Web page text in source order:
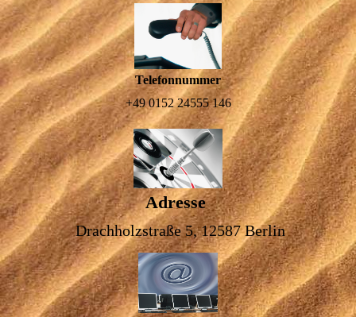
Telefonnummer
+49 0152 24555 146
Adresse
Drachholzstraße 5, 12587 Berlin